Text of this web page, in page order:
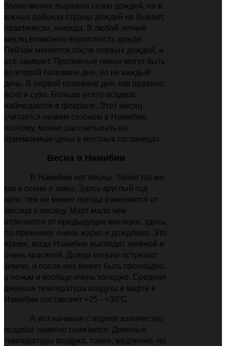
более-менее выражен сезон дождей, но в
южных районах страны дождей не бывает,
практически, никогда. В любой летний
месяц возможна вероятность дождя.
Пейзаж меняется после первых дождей, и
всё оживает. Проливные ливни могут быть
во второй половине дня, но не каждый
день. В первой половине дня, как правило,
ясно и сухо. Больше всего осадков
наблюдается в феврале. Этот месяц
считается низким сезоном в Намибии,
поэтому, можно рассчитывать на
приемлемые цены в местных гостиницах.
Весна в Намибии
В Намибии нет весны. Точно так же,
как и осени и зимы. Здесь круглый год
лето, тем не менее погода изменяется от
месяца к месяцу. Март мало чем
отличается от предыдущих месяцев, здесь,
по-прежнему, очень жарко и дождливо. Это
время, когда Намибия выглядит зелёной и
очень красивой. Дожди сильно остужают
землю, и после них может быть прохладно,
а ночью и вообще очень холодно. Средняя
дневная температура воздуха в марте в
Намибии составляет +25 - +30°С.
А вот начиная с апреля количество
осадков заметно снижается. Дневные
температуры воздуха, также, медленно, но